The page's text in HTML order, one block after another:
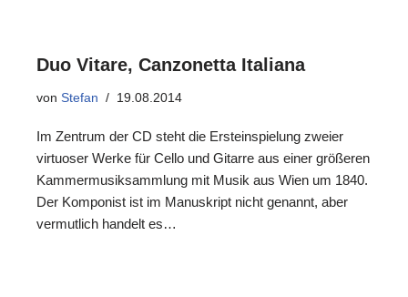
Duo Vitare, Canzonetta Italiana
von Stefan 19.08.2014
Im Zentrum der CD steht die Ersteinspielung zweier
virtuoser Werke für Cello und Gitarre aus einer größeren
Kammermusiksammlung mit Musik aus Wien um 1840.
Der Komponist ist im Manuskript nicht genannt, aber
vermutlich handelt es…